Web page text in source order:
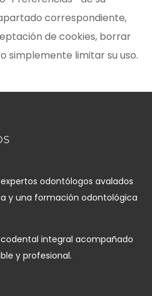
correspondiente,
de cookies, borrar
simplemente limitar su uso.
odontólogos avalados
y una formación odontológica
integral acompañado
y profesional.